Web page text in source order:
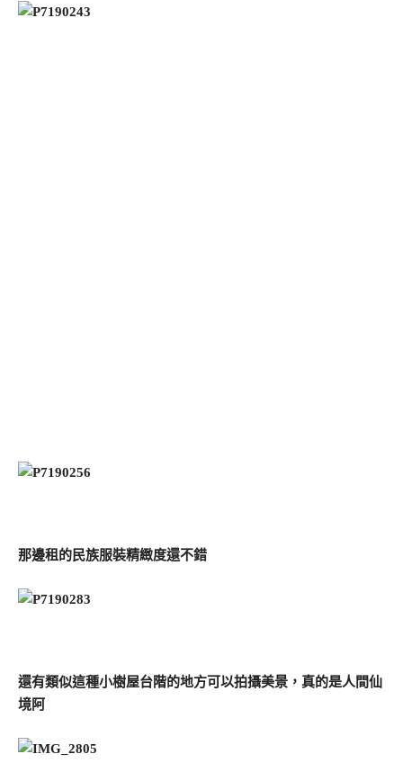
那邊租的民族服裝精緻度還不錯
還有類似這種小樹屋台階的地方可以拍攝美景，真的是人間仙
境阿